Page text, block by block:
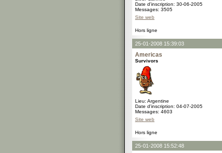
Date d'inscription: 30-06-2005
Messages: 3505
Site web
Hors ligne
25-01-2008 15:39:03
Americas
Survivors
Lieu: Argentine
Date d'inscription: 04-07-2005
Messages: 4603
Site web
Hors ligne
25-01-2008 15:52:48